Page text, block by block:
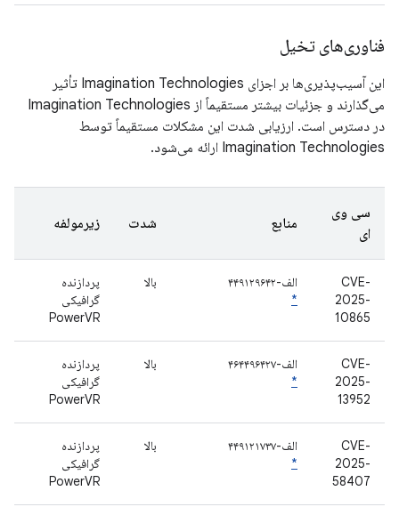
فناوری‌های تخیل
این آسیب‌پذیری‌ها بر اجزای Imagination Technologies تأثیر
می‌گذارند و جزئیات بیشتر مستقیماً از Imagination Technologies
در دسترس است. ارزیابی شدت این مشکلات مستقیماً توسط
Imagination Technologies ارائه می‌شود.
سی وی
ای
منابع شدت زیرمولفه
CVE-
2025-
10865
الف-۴۴۹۱۲۹۶۴۲
*
بالا
پردازنده
گرافیکی
PowerVR
CVE-
2025-
13952
الف-۴۶۴۴۹۶۴۲۷
*
بالا
پردازنده
گرافیکی
PowerVR
CVE-
2025-
58407
الف-۴۴۹۱۲۱۷۳۷
*
بالا
پردازنده
گرافیکی
PowerVR